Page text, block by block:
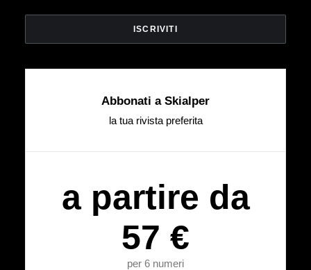
Abbonati a Skialper
la tua rivista preferita
a partire da
57 €
per 6 numeri